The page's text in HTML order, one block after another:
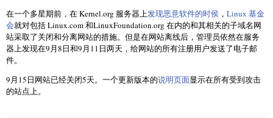
在一个多星期前，在 Kernel.org 服务器上发现恶意软件的时侯 ， Linux 基金
会就对包括 Linux.com 和LinuxFoundation.org 在内的和其相关的子域名网
站采取了关闭和分离网站的措施。但是在网站离线后，管理员依然在服务
器上发现在9月8日和9月11日两天，给网站的所有注册用户发送了电子邮
件。
9月15日网站已经关闭5天。一个更新版本的说明页面显示在所有受到攻击
的站点上。